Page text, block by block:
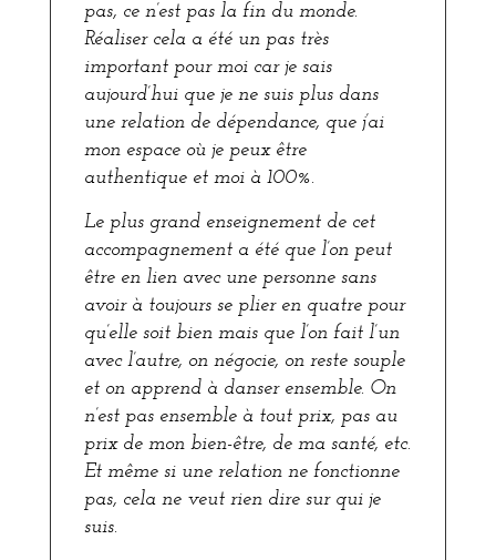
pas, ce n’est pas la fin du monde.
Réaliser cela a été un pas très
important pour moi car je sais
aujourd’hui que je ne suis plus dans
une relation de dépendance, que j’ai
mon espace où je peux être
authentique et moi à 100%.
Le plus grand enseignement de cet
accompagnement a été que l’on peut
être en lien avec une personne sans
avoir à toujours se plier en quatre pour
qu’elle soit bien mais que l’on fait l’un
avec l’autre, on négocie, on reste souple
et on apprend à danser ensemble. On
n’est pas ensemble à tout prix, pas au
prix de mon bien-être, de ma santé, etc.
Et même si une relation ne fonctionne
pas, cela ne veut rien dire sur qui je
suis.